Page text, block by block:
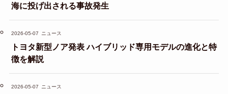
海に投げ出される事故発生
2026-05-07 ニュース
トヨタ新型ノア発表 ハイブリッド専用モデルの進化と特
徴を解説
2026-05-07 ニュース